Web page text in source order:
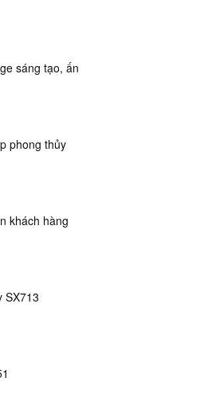
sáng tạo, ấn
phong thủy
khách hàng
SX713